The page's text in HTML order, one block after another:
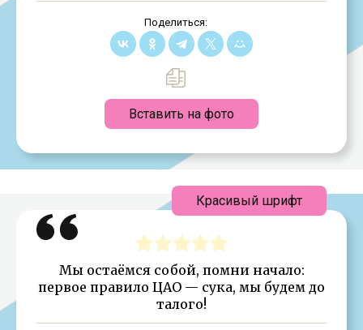
Поделиться:
Вставить на фото
Мы остаёмся собой, помни начало:
первое правило ЦАО — сука, мы будем до
талого!
Красивый шрифт